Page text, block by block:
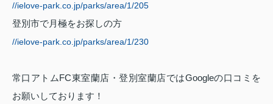
//ielove-park.co.jp/parks/area/1/205
登別市で月極をお探しの方
//ielove-park.co.jp/parks/area/1/230
常口アトムFC東室蘭店・登別室蘭店ではGoogleの口コミを
お願いしております！